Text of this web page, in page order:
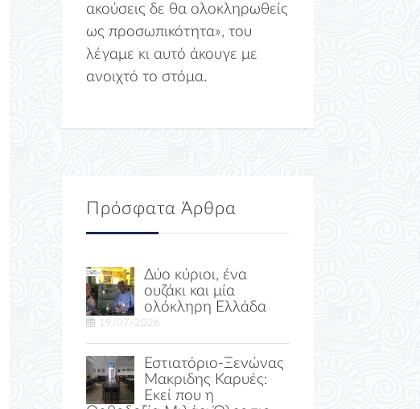
ακούσεις δε θα ολοκληρωθείς
ως προσωπικότητα», του
λέγαμε κι αυτό άκουγε με
ανοιχτό το στόμα.
Πρόσφατα Άρθρα
Δύο κύριοι, ένα
ουζάκι και μία
ολόκληρη Ελλάδα
19/07/2026
Εστιατόριο-Ξενώνας
Μακριδης Καρυές:
Εκεί που η